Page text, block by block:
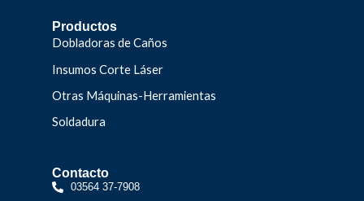
Productos
Dobladoras de Caños
Insumos Corte Láser
Otras Máquinas-Herramientas
Soldadura
Contacto
03564 37-7908